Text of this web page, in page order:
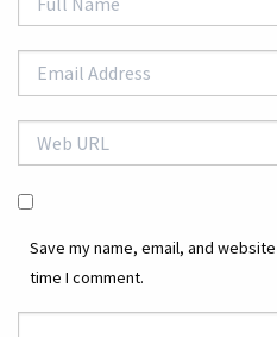
Save my name, email, and
time I comment.